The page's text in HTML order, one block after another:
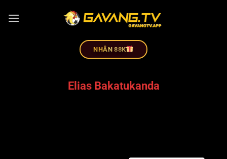
NHÂN 88K
Elias Bakatukanda